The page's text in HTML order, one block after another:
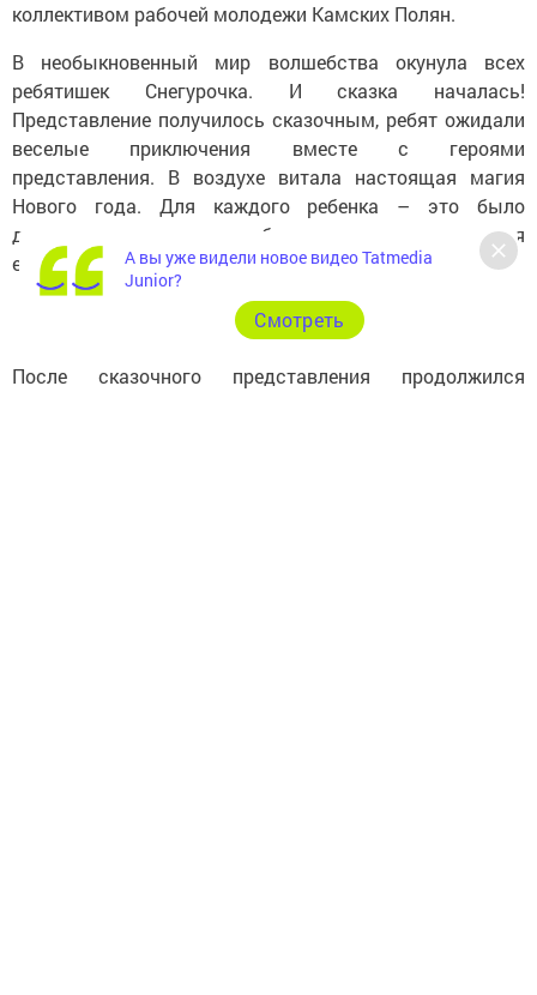
коллективом рабочей молодежи Камских Полян.
В необыкновенный мир волшебства окунула всех
ребятишек Снегурочка. И сказка началась!
Представление получилось сказочным, ребят ожидали
веселые приключения вместе с героями
представления. В воздухе витала настоящая магия
Нового года. Для каждого ребенка – это было
долгожданное и яркое событие, которое запомнится
ему на долгие годы.
После сказочного представления продолжился
А вы уже видели новое видео Tatmedia
Junior?
Cмотреть